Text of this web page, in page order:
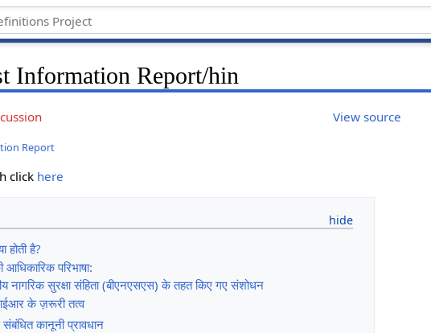
Information Report/hin
View source
Report
click here
है?
परिभाषा:
नागरिक सुरक्षा संहिता (बीएनएसएस) के तहत किए गए संशोधन
के ज़रूरी तत्व
कानूनी प्रावधान